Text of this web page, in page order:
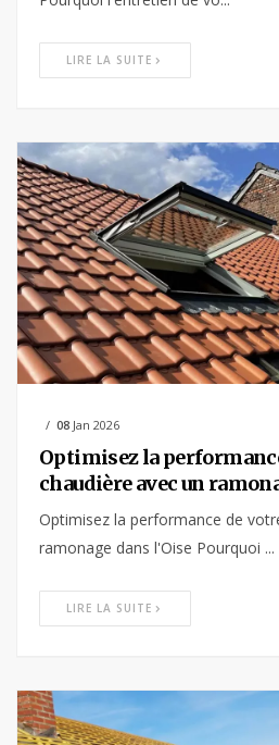
LIRE LA SUITE
08 Jan 2026
Optimisez la
chaudière avec un
Optimisez la performance de
ramonage dans l'Oise Pourquoi ...
LIRE LA SUITE